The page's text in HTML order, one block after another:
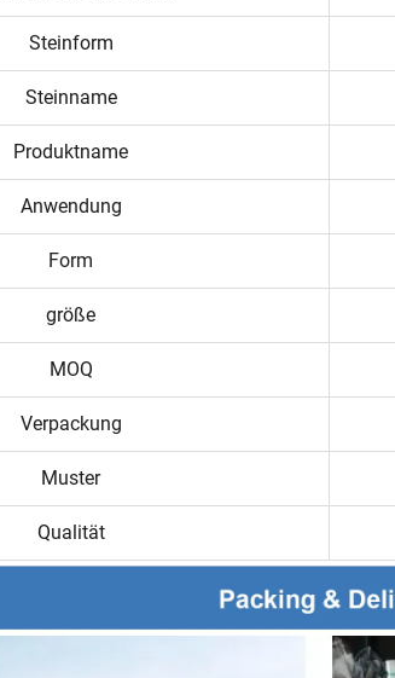
Steinform
Steinname
Produktname
Anwendung
Form
größe
MOQ
Verpackung
Muster
Qualität